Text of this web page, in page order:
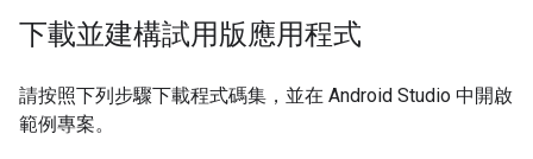
下載並建構試用版應用程式
請按照下列步驟下載程式碼集，並在 Android Studio 中開啟
範例專案。